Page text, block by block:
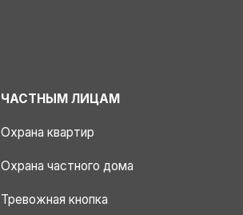
ЧАСТНЫМ ЛИЦАМ
Охрана квартир
Охрана частного дома
Тревожная кнопка